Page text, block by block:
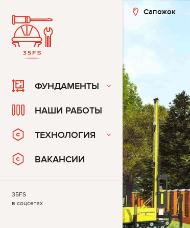
Сапожок
ФУНДАМЕНТЫ
НАШИ РАБОТЫ
ТЕХНОЛОГИЯ
ВАКАНСИИ
35FS
в соцсетях